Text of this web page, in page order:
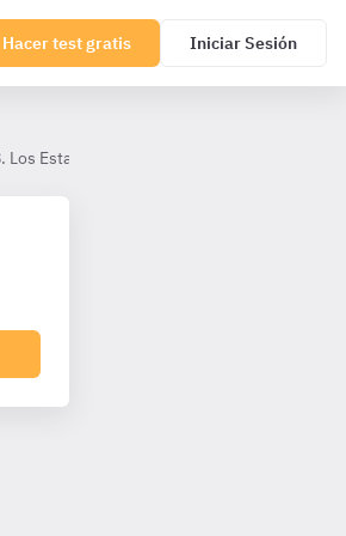
Hacer test gratis Iniciar Sesión
Los Establecimientos Penitenciarios